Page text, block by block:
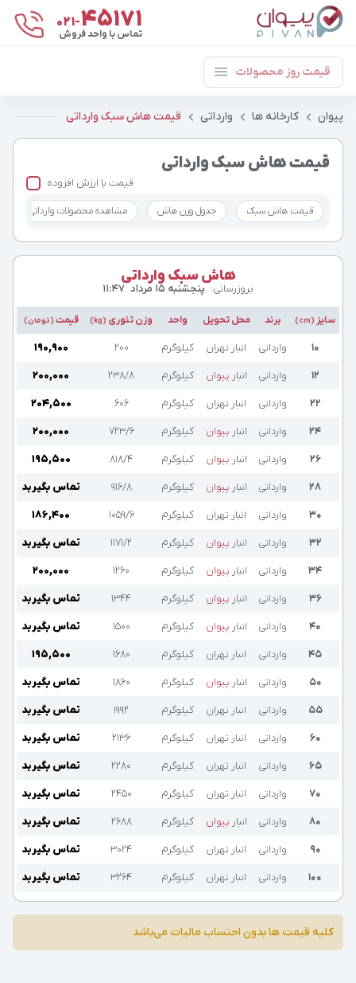
021-۴۵۱۷۱
تماس با واحد فروش
قیمت روز محصولات
پیوان کارخانه ها وارداتی قیمت هاش سبک وارداتی
قیمت هاش سبک وارداتی
قیمت با ارزش افزوده
قیمت هاش سبک جدول وزن هاش مشاهده محصولات وارداتی
هاش سبک وارداتی
بروزرسانی: پنجشنبه ۱۵ مرداد ۱۱:۴۷
سایز (cm) برند محل تحویل واحد وزن تئوری (kg) قیمت (تومان)
۱۰ وارداتی انبار تهران کیلوگرم ۲۰۰ ۱۹۰,۹۰۰
۱۲ وارداتی انبار پیوان کیلوگرم ۲۳۸/۸ ۲۰۰,۰۰۰
۲۲ وارداتی انبار تهران کیلوگرم ۶۰۶ ۲۰۴,۵۰۰
۲۴ وارداتی انبار پیوان کیلوگرم ۷۲۳/۶ ۲۰۰,۰۰۰
۲۶ وارداتی انبار پیوان کیلوگرم ۸۱۸/۴ ۱۹۵,۵۰۰
۲۸ وارداتی انبار پیوان کیلوگرم ۹۱۶/۸ تماس بگیرید
۳۰ وارداتی انبار تهران کیلوگرم ۱۰۵۹/۶ ۱۸۶,۴۰۰
۳۲ وارداتی انبار پیوان کیلوگرم ۱۱۷۱/۲ تماس بگیرید
۳۴ وارداتی انبار پیوان کیلوگرم ۱۲۶۰ ۲۰۰,۰۰۰
۳۶ وارداتی انبار پیوان کیلوگرم ۱۳۴۴ تماس بگیرید
۴۰ وارداتی انبار پیوان کیلوگرم ۱۵۰۰ تماس بگیرید
۴۵ وارداتی انبار تهران کیلوگرم ۱۶۸۰ ۱۹۵,۵۰۰
۵۰ وارداتی انبار پیوان کیلوگرم ۱۸۶۰ تماس بگیرید
۵۵ وارداتی انبار تهران کیلوگرم ۱۹۹۲ تماس بگیرید
۶۰ وارداتی انبار تهران کیلوگرم ۲۱۳۶ تماس بگیرید
۶۵ وارداتی انبار تهران کیلوگرم ۲۲۸۰ تماس بگیرید
۷۰ وارداتی انبار تهران کیلوگرم ۲۴۵۰ تماس بگیرید
۸۰ وارداتی انبار پیوان کیلوگرم ۲۶۸۸ تماس بگیرید
۹۰ وارداتی انبار تهران کیلوگرم ۳۰۲۴ تماس بگیرید
۱۰۰ وارداتی انبار تهران کیلوگرم ۳۲۶۴ تماس بگیرید
کلیه قیمت ها بدون احتساب مالیات می‌باشد